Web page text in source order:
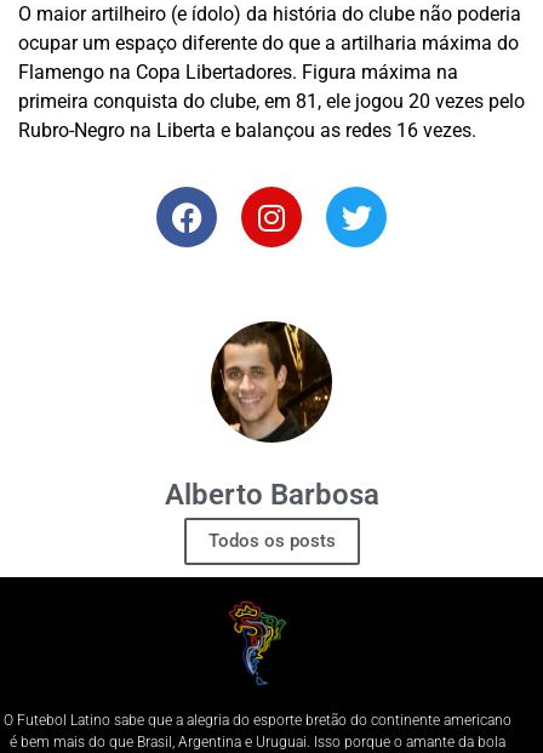
O maior artilheiro (e ídolo) da história do clube não poderia
ocupar um espaço diferente do que a artilharia máxima do
Flamengo na Copa Libertadores. Figura máxima na
primeira conquista do clube, em 81, ele jogou 20 vezes pelo
Rubro-Negro na Liberta e balançou as redes 16 vezes.
Alberto Barbosa
Todos os posts
O Futebol Latino sabe que a alegria do esporte bretão do continente americano
é bem mais do que Brasil, Argentina e Uruguai. Isso porque o amante da bola